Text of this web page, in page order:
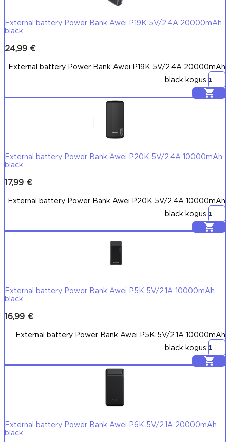
External battery Power Bank Awei P19K 5V/2.4A 20000mAh
black
24,99 €
External battery Power Bank Awei P19K 5V/2.4A 20000mAh
black kogus
Lisa korvi
External battery Power Bank Awei P20K 5V/2.4A 10000mAh
black
17,99 €
External battery Power Bank Awei P20K 5V/2.4A 10000mAh
black kogus
Lisa korvi
External battery Power Bank Awei P5K 5V/2.1A 10000mAh
black
16,99 €
External battery Power Bank Awei P5K 5V/2.1A 10000mAh
black kogus
Lisa korvi
External battery Power Bank Awei P6K 5V/2.1A 20000mAh
black